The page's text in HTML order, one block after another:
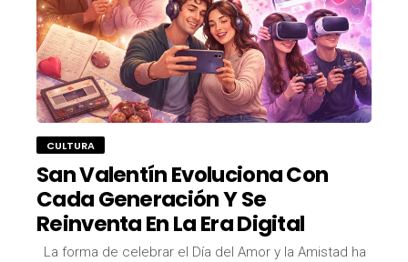
CULTURA
San Valentín Evoluciona Con
Cada Generación Y Se
Reinventa En La Era Digital
La forma de celebrar el Día del Amor y la Amistad ha